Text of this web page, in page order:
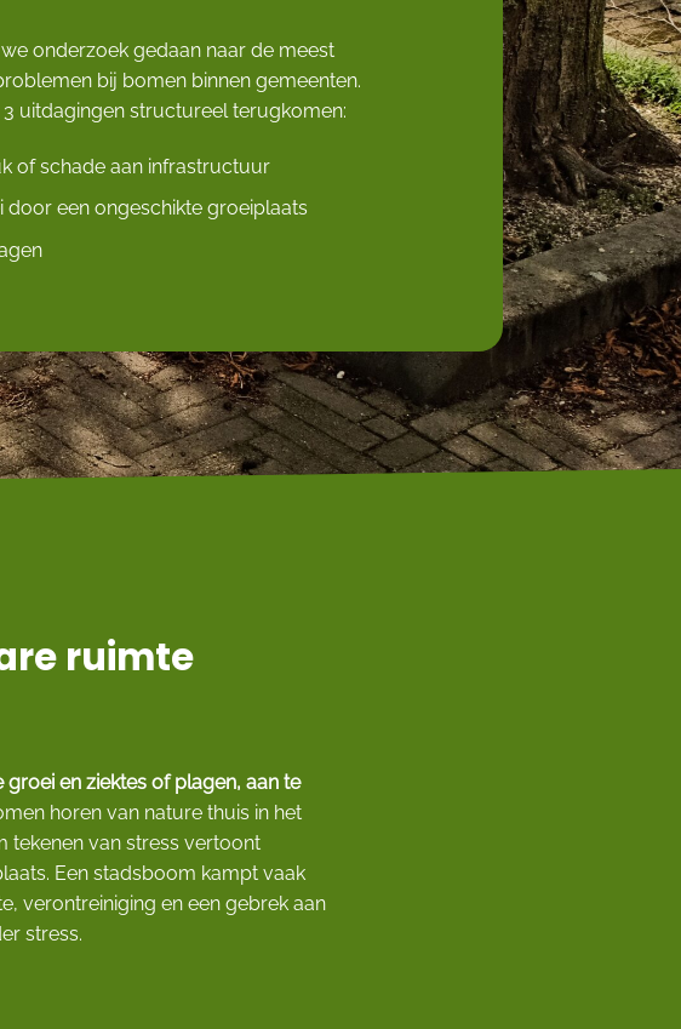
onderzoek gedaan naar de meest
bij bomen binnen gemeenten.
uitdagingen structureel terugkomen:
of schade aan infrastructuur
door een ongeschikte groeiplaats
ruimte
en ziektes of plagen, aan te
horen van nature thuis in het
tekenen van stress vertoont
Een stadsboom kampt vaak
verontreiniging en een gebrek aan
stress.